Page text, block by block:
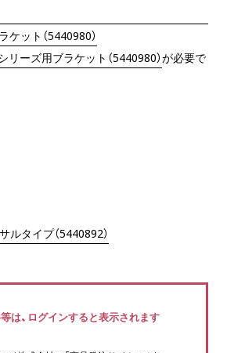
ット（5440980）
リーズ用ブラケット（5440980）が必要で
タイプ（5440892）
は、ログインすると表示されます